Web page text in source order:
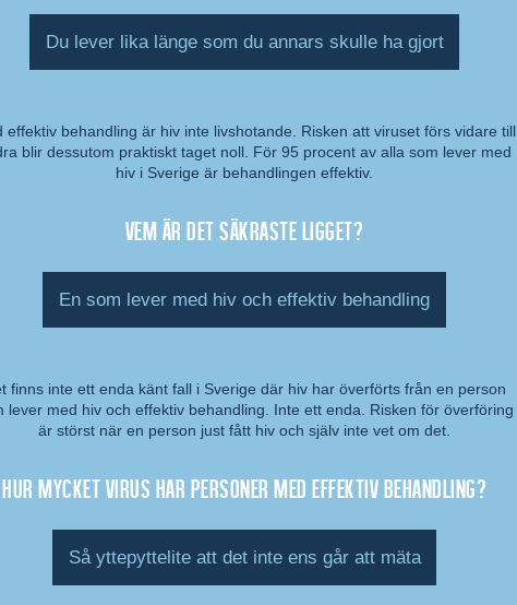
Du lever lika länge som du annars skulle ha gjort
effektiv behandling är hiv inte livshotande. Risken att viruset förs vidare till
blir dessutom praktiskt taget noll. För 95 procent av alla som lever med
hiv i Sverige är behandlingen effektiv.
Vem är det säkraste ligget?
En som lever med hiv och effektiv behandling
finns inte ett enda känt fall i Sverige där hiv har överförts från en person
lever med hiv och effektiv behandling. Inte ett enda. Risken för överföring
är störst när en person just fått hiv och själv inte vet om det.
Hur mycket virus har personer med effektiv behandling?
Så yttepyttelite att det inte ens går att mäta